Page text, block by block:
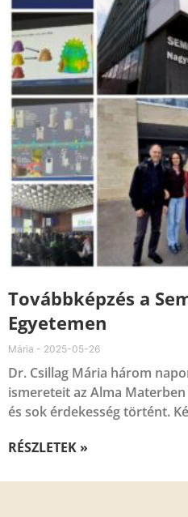
Továbbképzés a
Egyetemen
Mária 2025-05-26
Dr. Csillag Mária három
ismereteit az Alma
és sok érdekesség történt.
RÉSZLETEK »